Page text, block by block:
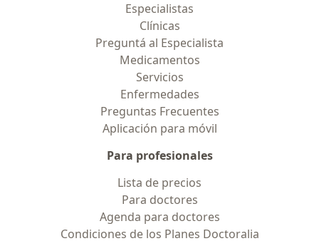
Especialistas
Clínicas
Preguntá al Especialista
Medicamentos
Servicios
Enfermedades
Preguntas Frecuentes
Aplicación para móvil
Para profesionales
Lista de precios
Para doctores
Agenda para doctores
Condiciones de los Planes Doctoralia